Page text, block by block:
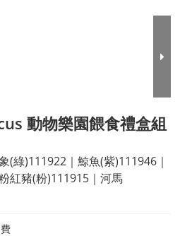
動物樂園餵食禮盒組
(綠)111922｜鯨魚(紫)111946｜
紅豬(粉)111915｜河馬